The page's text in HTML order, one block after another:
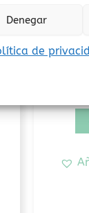
Denegar
de